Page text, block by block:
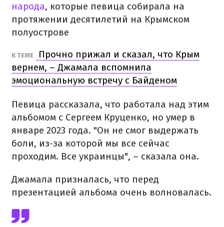
народа, которые певица собирала на
протяжении десятилетий на Крымском
полуострове
К ТЕМЕ
Прочно прижал и сказал, что Крым
вернем, – Джамала вспомнила
эмоциональную встречу с Байденом
Певица рассказала, что работала над этим
альбомом с Сергеем Круценко, но умер в
январе 2023 года. "Он не смог выдержать
боли, из-за которой мы все сейчас
проходим. Все украинцы", – сказала она.
Джамала призналась, что перед
презентацией альбома очень волновалась.